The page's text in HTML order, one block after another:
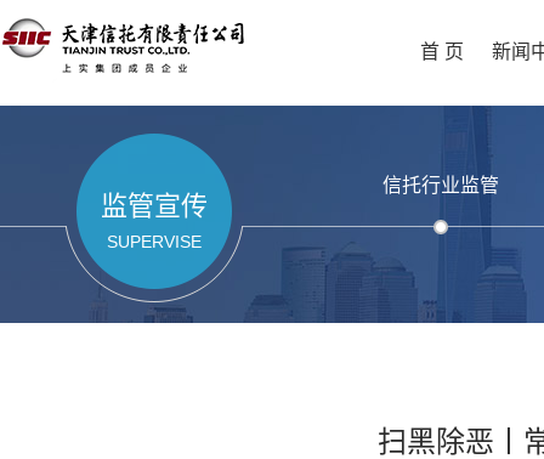
首 页 新闻
监管宣传
SUPERVISE
信托行业监管
扫黑除恶丨